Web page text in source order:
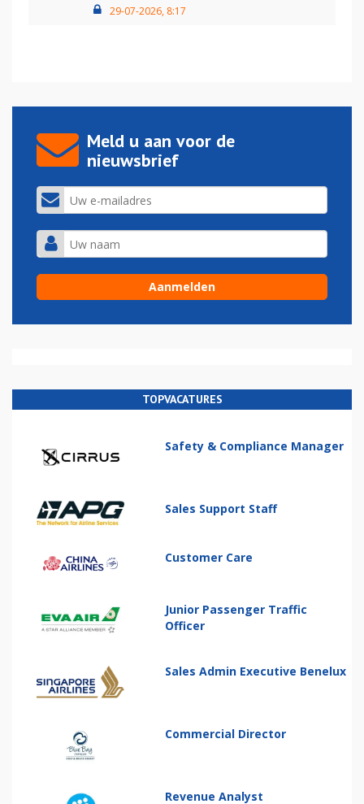
29-07-2026, 8:17
Meld u aan voor de
nieuwsbrief
TOPVACATURES
Safety & Compliance Manager
Sales Support Staff
Customer Care
Junior Passenger Traffic
Officer
Sales Admin Executive Benelux
Commercial Director
Revenue Analyst